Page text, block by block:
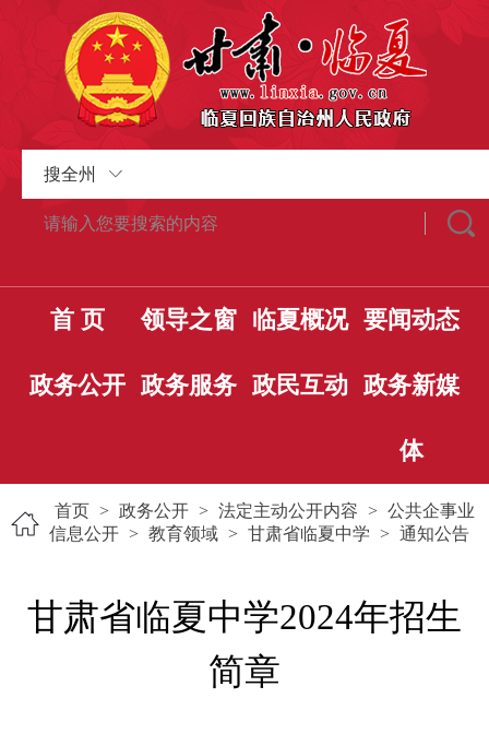
搜全州
首 页 领导之窗 临夏概况 要闻动态
政务公开 政务服务 政民互动 政务新媒
体
首页 > 政务公开 > 法定主动公开内容 > 公共企事业
信息公开 > 教育领域 > 甘肃省临夏中学 > 通知公告
甘肃省临夏中学2024年招生
简章